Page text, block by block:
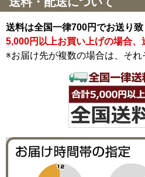
送料は全国一律700円でお送り致
5,000円以上お買い上げの場合、
※お届け先が複数の場合は、それ